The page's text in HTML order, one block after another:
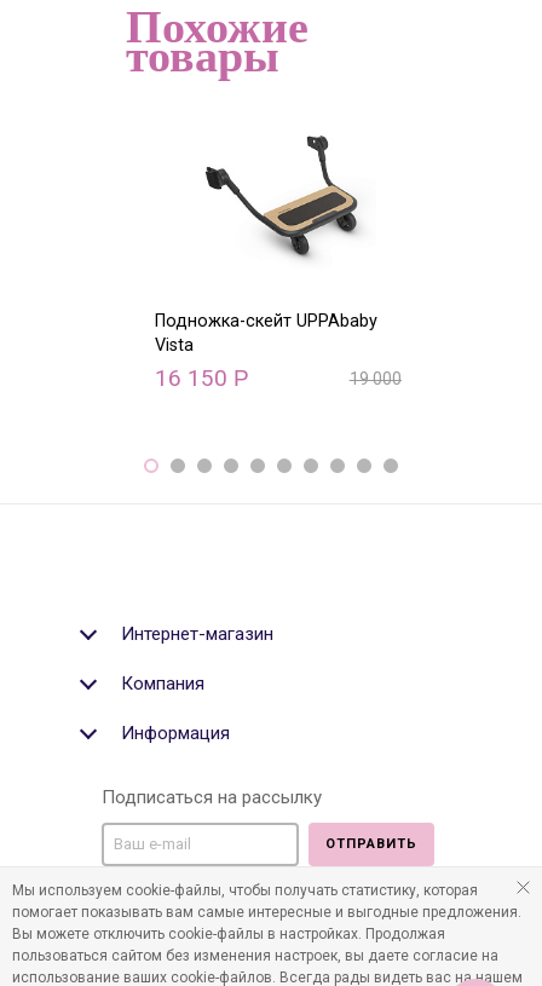
Похожие
товары
Подножка-скейт UPPAbaby
Vista
16 150 Р 19 000
Интернет-магазин
Компания
Информация
Подписаться на рассылку
ОТПРАВИТЬ
Мы в социальных медиа:
Мы используем cookie-файлы, чтобы получать статистику, которая
помогает показывать вам самые интересные и выгодные предложения.
Вы можете отключить cookie-файлы в настройках. Продолжая
пользоваться сайтом без изменения настроек, вы даете согласие на
использование ваших cookie-файлов. Всегда рады видеть вас на нашем